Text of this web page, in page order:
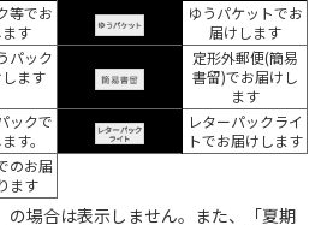
等でお
す
ゆうパケットでお
届けします
パック
ます
定形外郵便(簡易
書留)でお届けし
ます
ックで
す。
レターパックライ
トでお届けします
のお届
ます
の場合は表示しません。また、「夏期